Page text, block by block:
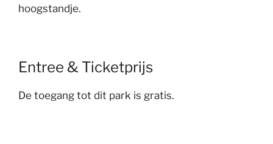
hoogstandje.
Entree & Ticketprijs
De toegang tot dit park is gratis.